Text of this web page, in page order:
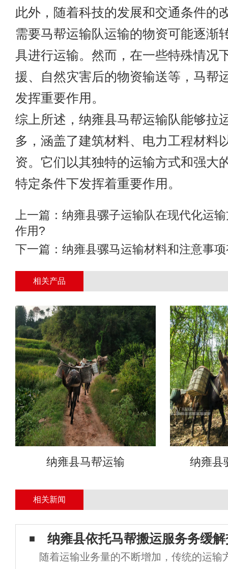
此外，随着科技的发展和交通条件的
需要马帮运输队运输的物资可能逐渐
具进行运输。然而，在一些特殊情况
援、自然灾害后的物资输送等，马帮
发挥重要作用。
综上所述，纳雍县马帮运输队能够拉
多，涵盖了建筑材料、电力工程材料
资。它们以其独特的运输方式和强大
特定条件下发挥着重要作用。
上一篇： 纳雍县骡子运输队在现代化运
作用?
下一篇： 纳雍县骡马运输材料和注意事
相关产品
纳雍县马帮运输 纳雍县
相关新闻
纳雍县依托马帮搬运服务务缓
随着运输业务量的不断增加，传统的运输